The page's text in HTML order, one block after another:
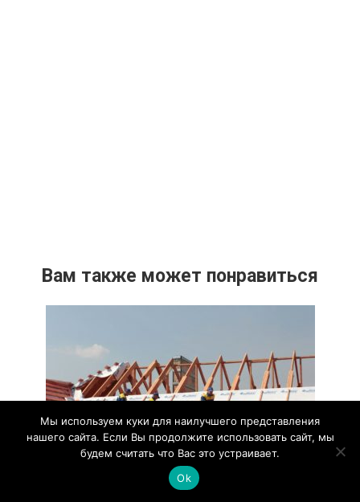
Вам также может понравиться
Мы используем куки для наилучшего представления
нашего сайта. Если Вы продолжите использовать сайт, мы
будем считать что Вас это устраивает.
Ok